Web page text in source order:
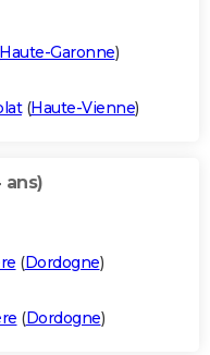
Haute-Garonne)
(Haute-Vienne)
ans)
(Dordogne)
(Dordogne)